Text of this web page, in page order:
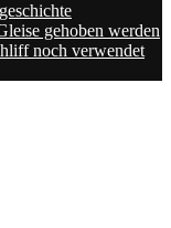
gehoben werden
noch verwendet